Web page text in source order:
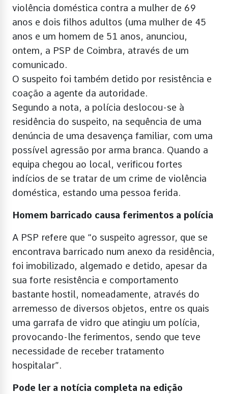
violência doméstica contra a mulher de 69
anos e dois filhos adultos (uma mulher de 45
anos e um homem de 51 anos, anunciou,
ontem, a PSP de Coimbra, através de um
comunicado.
O suspeito foi também detido por resistência e
coação a agente da autoridade.
Segundo a nota, a polícia deslocou-se à
residência do suspeito, na sequência de uma
denúncia de uma desavença familiar, com uma
possível agressão por arma branca. Quando a
equipa chegou ao local, verificou fortes
indícios de se tratar de um crime de violência
doméstica, estando uma pessoa ferida.
Homem barricado causa ferimentos a polícia
A PSP refere que “o suspeito agressor, que se
encontrava barricado num anexo da residência,
foi imobilizado, algemado e detido, apesar da
sua forte resistência e comportamento
bastante hostil, nomeadamente, através do
arremesso de diversos objetos, entre os quais
uma garrafa de vidro que atingiu um polícia,
provocando-lhe ferimentos, sendo que teve
necessidade de receber tratamento
hospitalar”.
Pode ler a notícia completa na edição